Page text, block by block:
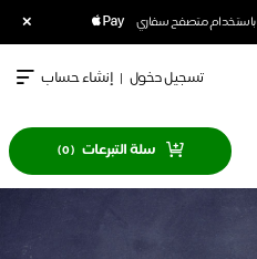
متصفح سفاري
تسجيل دخول | إنشاء حساب
سلة التبرعات (
0
)